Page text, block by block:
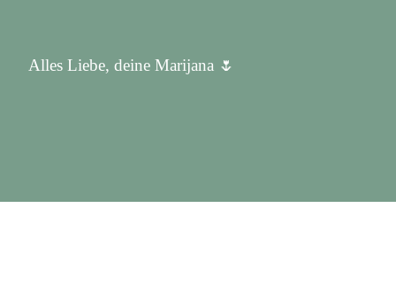
Alles Liebe, deine Marijana 🌷